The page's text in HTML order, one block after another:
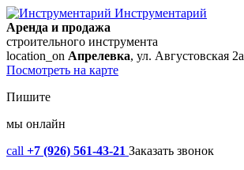
Инструментарий
Аренда и продажа
строительного инструмента
location_on Апрелевка, ул. Августовская 2а
Посмотреть на карте
Пишите
мы онлайн
call +7 (926) 561-43-21 Заказать звонок